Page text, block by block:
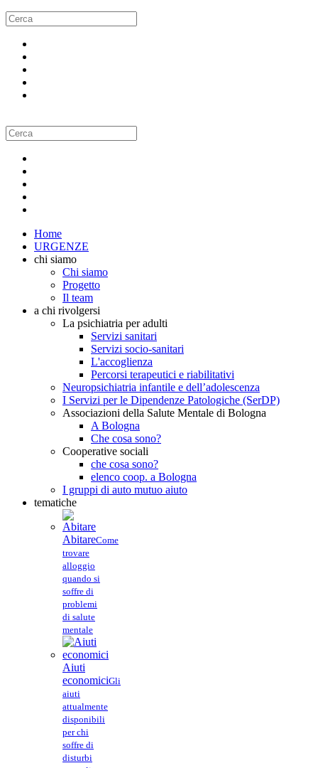
Home
URGENZE
chi siamo
Chi siamo
Progetto
Il team
a chi rivolgersi
La psichiatria per adulti
Servizi sanitari
Servizi socio-sanitari
L'accoglienza
Percorsi terapeutici e riabilitativi
Neuropsichiatria infantile e dell’adolescenza
I Servizi per le Dipendenze Patologiche (SerDP)
Associazioni della Salute Mentale di Bologna
A Bologna
Che cosa sono?
Cooperative sociali
che cosa sono?
elenco coop. a Bologna
I gruppi di auto mutuo aiuto
tematiche
AbitareCome
trovare
alloggio
quando si
soffre di
problemi
di salute
mentale
Aiuti
economiciGli
aiuti
attualmente
disponibili
per chi
soffre di
disturbi